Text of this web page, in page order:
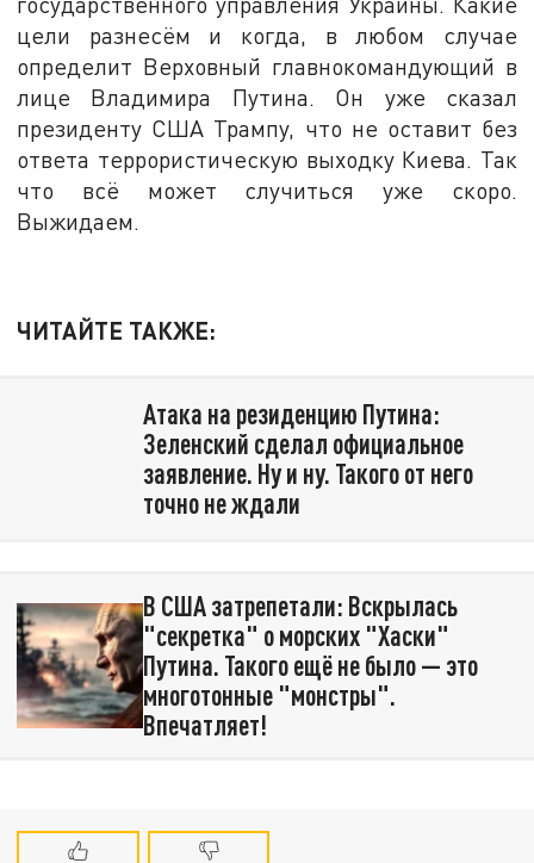
цели разнесём и когда, в любом случае
определит Верховный главнокомандующий в
лице Владимира Путина. Он уже сказал
президенту США Трампу, что не оставит без
ответа террористическую выходку Киева. Так
что всё может случиться уже скоро.
Выжидаем.
ЧИТАЙТЕ ТАКЖЕ:
Атака на резиденцию Путина:
Зеленский сделал официальное
заявление. Ну и ну. Такого от него
точно не ждали
В США затрепетали: Вскрылась
"секретка" о морских "Хаски"
Путина. Такого ещё не было — это
многотонные "монстры".
Впечатляет!